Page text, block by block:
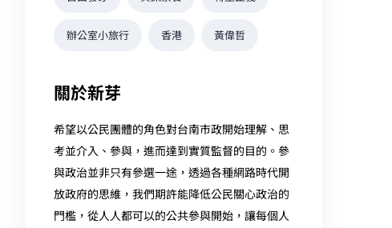
辦公室小旅行 香港 黃偉哲
關於新芽
希望以公民團體的角色對台南市政開始理解、思
考並介入、參與，進而達到實質監督的目的。參
與政治並非只有參選一途，透過各種網路時代開
放政府的思維，我們期許能降低公民關心政治的
門檻，從人人都可以的公共參與開始，讓每個人